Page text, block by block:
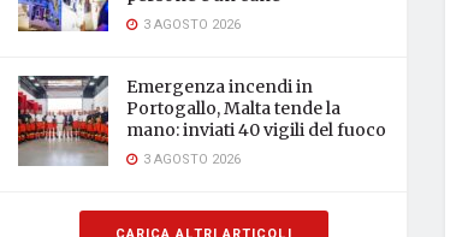
3 AGOSTO 2026
Emergenza incendi in
Portogallo, Malta tende la
mano: inviati 40 vigili del fuoco
3 AGOSTO 2026